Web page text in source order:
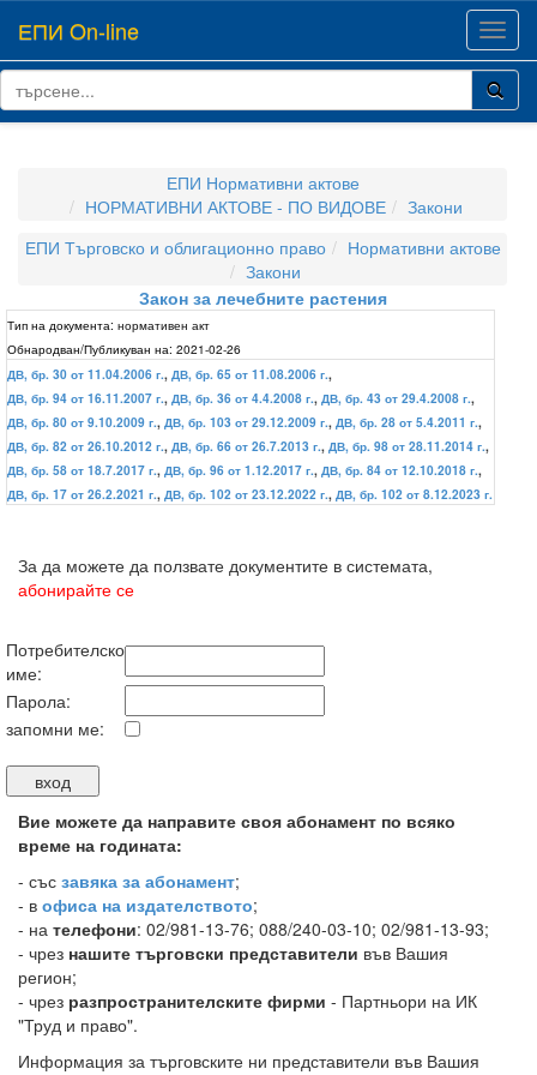
ЕПИ On-line
ЕПИ Нормативни актове
НОРМАТИВНИ АКТОВЕ - ПО ВИДОВЕ
Закони
ЕПИ Търговско и облигационно право
Нормативни актове
Закони
Закон за лечебните растения
Тип на документа: нормативен акт
Обнародван/Публикуван на: 2021-02-26
ДВ, бр. 30 от 11.04.2006 г., ДВ, бр. 65 от 11.08.2006 г.,
ДВ, бр. 94 от 16.11.2007 г., ДВ, бр. 36 от 4.4.2008 г., ДВ, бр. 43 от 29.4.2008 г.,
ДВ, бр. 80 от 9.10.2009 г., ДВ, бр. 103 от 29.12.2009 г., ДВ, бр. 28 от 5.4.2011 г.,
ДВ, бр. 82 от 26.10.2012 г., ДВ, бр. 66 от 26.7.2013 г., ДВ, бр. 98 от 28.11.2014 г.,
ДВ, бр. 58 от 18.7.2017 г., ДВ, бр. 96 от 1.12.2017 г., ДВ, бр. 84 от 12.10.2018 г.,
ДВ, бр. 17 от 26.2.2021 г., ДВ, бр. 102 от 23.12.2022 г., ДВ, бр. 102 от 8.12.2023 г.
За да можете да ползвате документите в системата,
абонирайте се
Потребителско
име:
Парола:
запомни ме:
Вие можете да направите своя абонамент по всяко
време на годината:
- със завяка за абонамент;
- в офиса на издателството;
- на телефони: 02/981-13-76; 088/240-03-10; 02/981-13-93;
- чрез нашите търговски представители във Вашия
регион;
- чрез разпространителските фирми - Партньори на ИК
"Труд и право".
Информация за търговските ни представители във Вашия